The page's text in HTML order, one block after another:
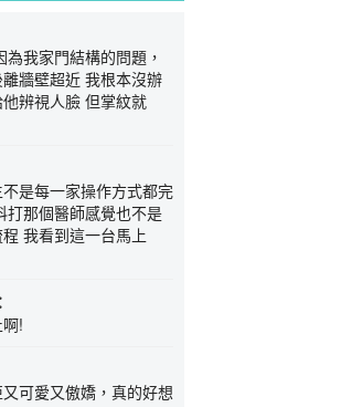
我家門結構的問題，
牆壁超近 我根本沒辦
辨視人臉 但掌紋就
是每一家操作方式都完
打那個醫師感覺也不是
我看到這一台馬上
!
可愛又傲嬌，真的好想